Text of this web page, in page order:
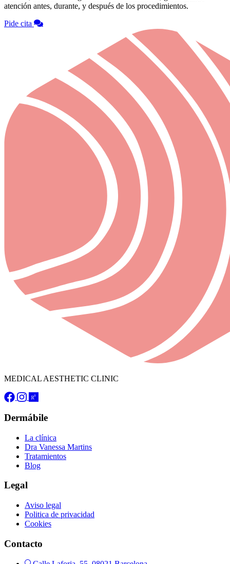
atención antes, durante, y después de los procedimientos.
Pide cita
MEDICAL AESTHETIC CLINIC
Dermábile
La clínica
Dra Vanessa Martins
Tratamientos
Blog
Legal
Aviso legal
Politica de privacidad
Cookies
Contacto